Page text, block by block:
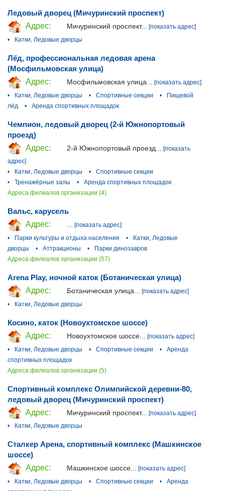
Ледовый дворец (Мичуринский проспект)
Адрес:
Мичуринский проспект...
[показать адрес]
•
Катки, Ледовые дворцы
Лёд, профессиональная ледовая арена
(Мосфильмовская улица)
Адрес:
Мосфильмовская улица...
[показать адрес]
•
Катки, Ледовые дворцы • Спортивные секции •
Пищевой
лёд
• Аренда спортивных площадок
Чемпион, ледовый дворец (2-й Южнопортовый
проезд)
Адрес:
2-й Южнопортовый проезд...
[показать
адрес]
•
Катки, Ледовые дворцы •
Спортивные секции
•
Тренажёрные залы •
Аренда спортивных площадок
Адреса филиалов организации (4)
Вальс, карусель
Адрес:
... [показать адрес]
•
Парки культуры и отдыха населения •
Катки, Ледовые
дворцы
• Аттракционы •
Парки динозавров
Адреса филиалов организации (57)
Arena Play, ночной каток (Ботаническая улица)
Адрес:
Ботаническая улица...
[показать адрес]
•
Катки, Ледовые дворцы
Косино, каток (Новоухтомское шоссе)
Адрес:
Новоухтомское шоссе...
[показать адрес]
•
Катки, Ледовые дворцы • Спортивные секции •
Аренда
спортивных площадок
Адреса филиалов организации (5)
Спортивный комплекс Олимпийской деревни-80,
ледовый дворец (Мичуринский проспект)
Адрес:
Мичуринский проспект...
[показать адрес]
•
Катки, Ледовые дворцы
Сталкер Арена, спортивный комплекс (Машкинское
шоссе)
Адрес:
Машкинское шоссе... [показать адрес]
•
Катки, Ледовые дворцы • Спортивные секции •
Аренда